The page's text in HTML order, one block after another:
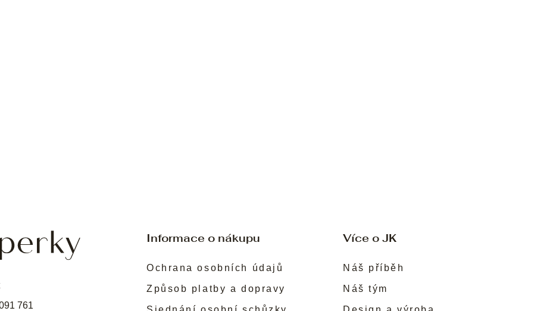
Informace o nákupu
Ochrana osobních údajů
Způsob platby a dopravy
Více o JK
Náš příběh
Náš tým
761